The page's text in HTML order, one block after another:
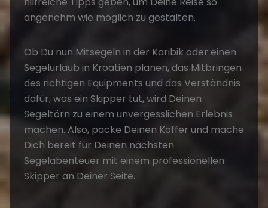
angenehm wie möglich zu gestalten.
Ob Du nun Mitsegeln in der Karibik oder einen
Segelurlaub in Kroatien planen, das Mitbringen
des richtigen Equipments und das Verständnis
dafür, was ein Skipper tut, wird Deinen
Segeltörn zu einem unvergesslichen Erlebnis
machen. Also, packe Deinen Koffer und mache
Dich bereit für Deinen nächsten
Segelabenteuer mit einem professionellen
Skipper an Deiner Seite.